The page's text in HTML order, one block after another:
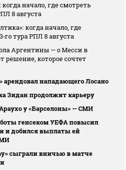
начало, где смотреть
8 августа
когда начало, где
тура РПЛ 8 августа
Аргентины — о Месси в
решение, которое сочтет
арендовал нападающего Лосано
Зидан продолжит карьеру
у «Барселоны» — СМИ
генсеком УЕФА повысил
и добился выплаты ей
сыграли вничью в матче